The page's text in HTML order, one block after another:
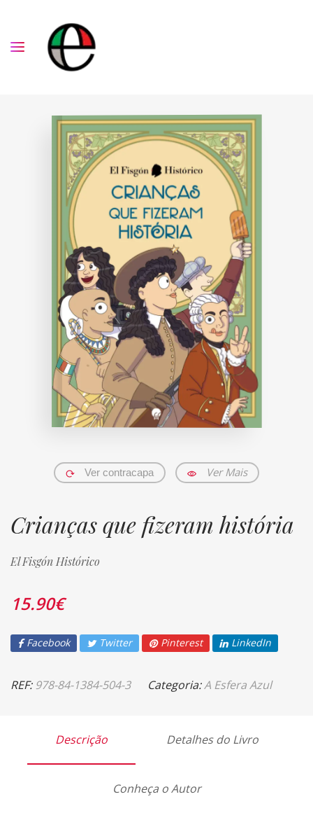
Ver contracapa Ver Mais
Crianças que fizeram história
El Fisgón Histórico
15.90€
Facebook Twitter Pinterest LinkedIn
REF:978-84-1384-504-3 Categoria:A Esfera Azul
Descrição Detalhes do Livro
Conheça o Autor